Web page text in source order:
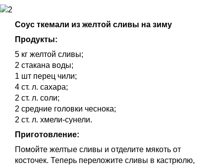
Соус ткемали из желтой сливы на зиму
Продукты:
5 кг желтой сливы;
2 стакана воды;
1 шт перец чили;
4 ст. л. сахара;
2 ст. л. соли;
2 средние головки чеснока;
2 ст. л. хмели-сунели.
Приготовление:
Помойте желтые сливы и отделите мякоть от
косточек. Теперь переложите сливы в кастрюлю,